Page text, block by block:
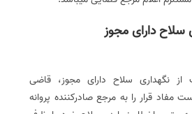
دارای مجوز
از نگهداری سلاح دارای مجوز، قاضی
مفاد قرار را به مرجع صادرکننده پروانه